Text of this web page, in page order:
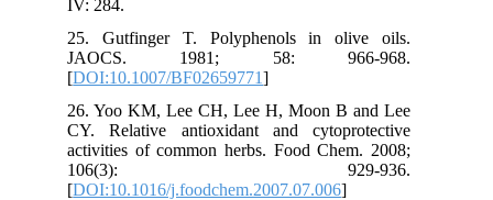
IV: 284.
25. Gutfinger T. Polyphenols in olive oils.
JAOCS. 1981; 58: 966-968.
[DOI:10.1007/BF02659771
26. Yoo KM, Lee CH, Lee H, Moon B and Lee
CY. Relative antioxidant and cytoprotective
activities of common herbs. Food Chem. 2008;
106(3): 929-936.
[DOI:10.1016/j.foodchem.2007.07.006